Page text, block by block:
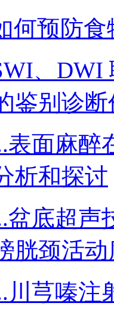
何预防
、DWI
鉴别诊断
表面麻醉
析和探讨
盆底超声
胱颈活
川芎嗪注